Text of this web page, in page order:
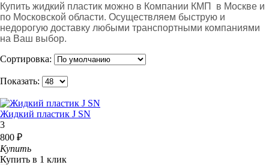
Купить жидкий пластик можно в Компании КМП в Москве и
по Московской области. Осуществляем быструю и
недорогую доставку любыми транспортными компаниями
на Ваш выбор.
Сортировка:
Показать:
Жидкий пластик J SN
3
800 ₽
Купить
Купить в 1 клик